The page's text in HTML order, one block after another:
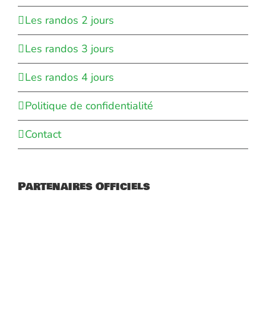
Les randos 2 jours
Les randos 3 jours
Les randos 4 jours
Politique de confidentialité
Contact
Partenaires Officiels